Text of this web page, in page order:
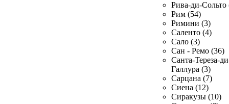
Рива-ди-Сольто
Рим (54)
Римини (3)
Саленто (4)
Сало (3)
Сан - Ремо (36)
Санта-Тереза-
Галлура (3)
Сарцана (7)
Сиена (12)
Сиракузы (10)